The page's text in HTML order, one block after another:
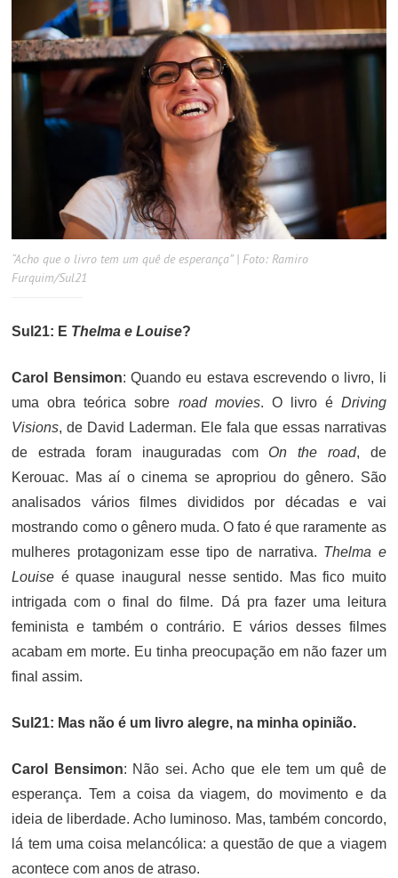
“Acho que o livro tem um quê de esperança” | Foto: Ramiro
Furquim/Sul21
Sul21: E Thelma e Louise?
Carol Bensimon: Quando eu estava escrevendo o livro, li
uma obra teórica sobre road movies. O livro éDriving
Visions, de David Laderman. Ele fala que essas narrativas
de estrada foram inauguradas com On the road, de
Kerouac. Mas aí o cinema se apropriou do gênero. São
analisados vários filmes divididos por décadas e vai
mostrando como o gênero muda. O fato é que raramente as
mulheres protagonizam esse tipo de narrativa. Thelma e
Louise é quase inaugural nesse sentido. Mas fico muito
intrigada com o final do filme. Dá pra fazer uma leitura
feminista e também o contrário. E vários desses filmes
acabam em morte. Eu tinha preocupação em não fazer um
final assim.
Sul21: Mas não é um livro alegre, na minha opinião.
Carol Bensimon: Não sei. Acho que ele tem um quê de
esperança. Tem a coisa da viagem, do movimento e da
ideia de liberdade. Acho luminoso. Mas, também concordo,
lá tem uma coisa melancólica: a questão de que a viagem
acontece com anos de atraso.